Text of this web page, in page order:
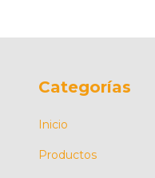
Categorías
Inicio
Productos